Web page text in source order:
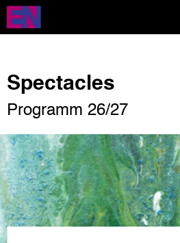
Direkt
zum
Inhalt
Spectacles
Programm 26/27